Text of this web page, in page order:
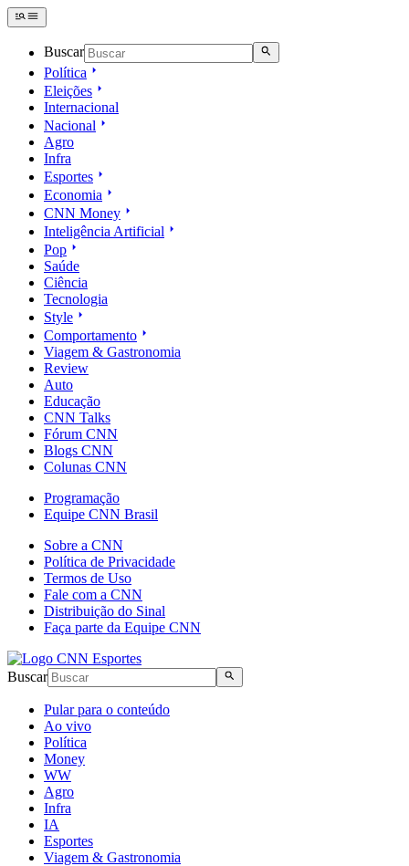
Buscar
Política
Eleições
Internacional
Nacional
Agro
Infra
Esportes
Economia
CNN Money
Inteligência Artificial
Pop
Saúde
Ciência
Tecnologia
Style
Comportamento
Viagem & Gastronomia
Review
Auto
Educação
CNN Talks
Fórum CNN
Blogs CNN
Colunas CNN
Programação
Equipe CNN Brasil
Sobre a CNN
Política de Privacidade
Termos de Uso
Fale com a CNN
Distribuição do Sinal
Faça parte da Equipe CNN
Buscar
Pular para o conteúdo
Ao vivo
Política
Money
WW
Agro
Infra
IA
Esportes
Viagem & Gastronomia